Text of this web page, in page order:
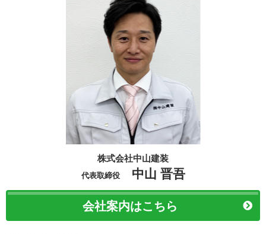
株式会社中山建装
代表取締役 中山 晋吾
会社案内はこちら